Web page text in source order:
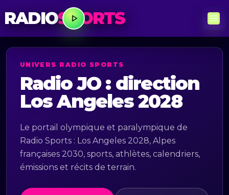
RADIOSPORTS
UNIVERS RADIO SPORTS
Radio JO : direction
Los Angeles 2028
Le portail olympique et paralympique de
Radio Sports : Los Angeles 2028, Alpes
françaises 2030, sports, athlètes, calendriers,
émissions et récits de terrain.